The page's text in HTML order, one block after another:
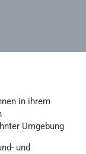
in ihrem
Umgebung
und